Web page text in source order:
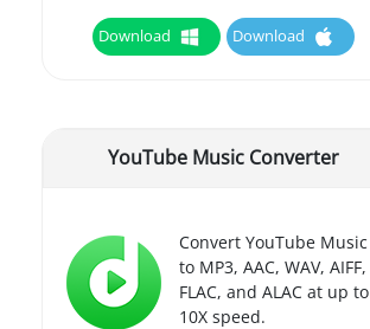
Download Download
YouTube Music Converter
Convert YouTube Music
to MP3, AAC, WAV, AIFF,
FLAC, and ALAC at up to
10X speed.